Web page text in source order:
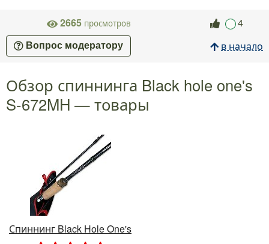
2665 просмотров 4
Вопрос модератору в начало
Обзор спиннинга Black hole one's
S-672MH — товары
Спиннинг Black Hole One's